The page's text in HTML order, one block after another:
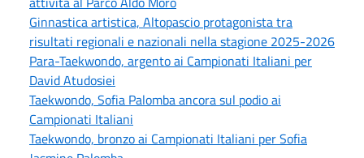
Ginnastica artistica, Altopascio protagonista tra
risultati regionali e nazionali nella stagione 2025-2026
Para-Taekwondo, argento ai Campionati Italiani per
David Atudosiei
Taekwondo, Sofia Palomba ancora sul podio ai
Campionati Italiani
Taekwondo, bronzo ai Campionati Italiani per Sofia